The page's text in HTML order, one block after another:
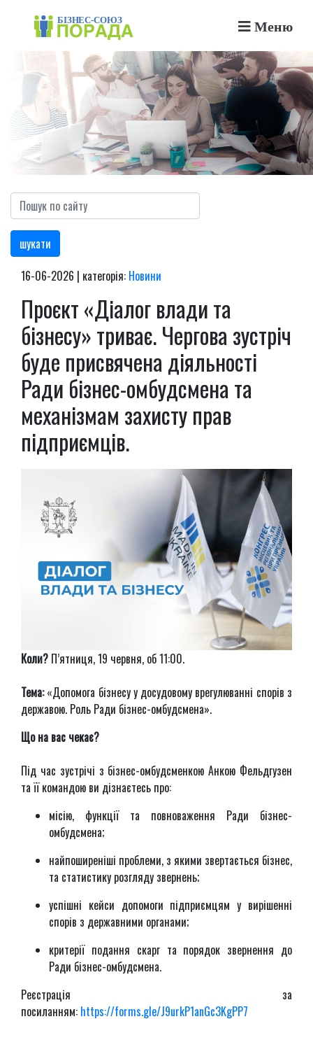
Меню
шукати
16-06-2026 | категорія: Новини
Проєкт «Діалог влади та
бізнесу» триває. Чергова зустріч
буде присвячена діяльності
Ради бізнес-омбудсмена та
механізмам захисту прав
підприємців.
Коли? П’ятниця, 19 червня, об 11:00.
Тема:«Допомога бізнесу у досудовому врегулюванні спорів з
державою. Роль Ради бізнес-омбудсмена».
Що на вас чекає?
Під час зустрічі з бізнес-омбудсменкою Анкою Фельдгузен
та її командою ви дізнаєтесь про:
місію, функції та повноваження Ради бізнес-
омбудсмена;
найпоширеніші проблеми, з якими звертається бізнес,
та статистику розгляду звернень;
успішні кейси допомоги підприємцям у вирішенні
спорів з державними органами;
критерії подання скарг та порядок звернення до
Ради бізнес-омбудсмена.
Реєстрація за
посиланням: https://forms.gle/J9urkP1anGc3KgPP7